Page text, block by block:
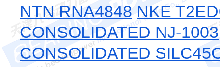
NTN RNA4848 NKE
CONSOLIDATED NJ-1003
CONSOLIDATED